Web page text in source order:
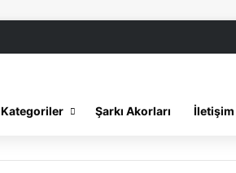
Kategoriler Şarkı Akorları İletişim